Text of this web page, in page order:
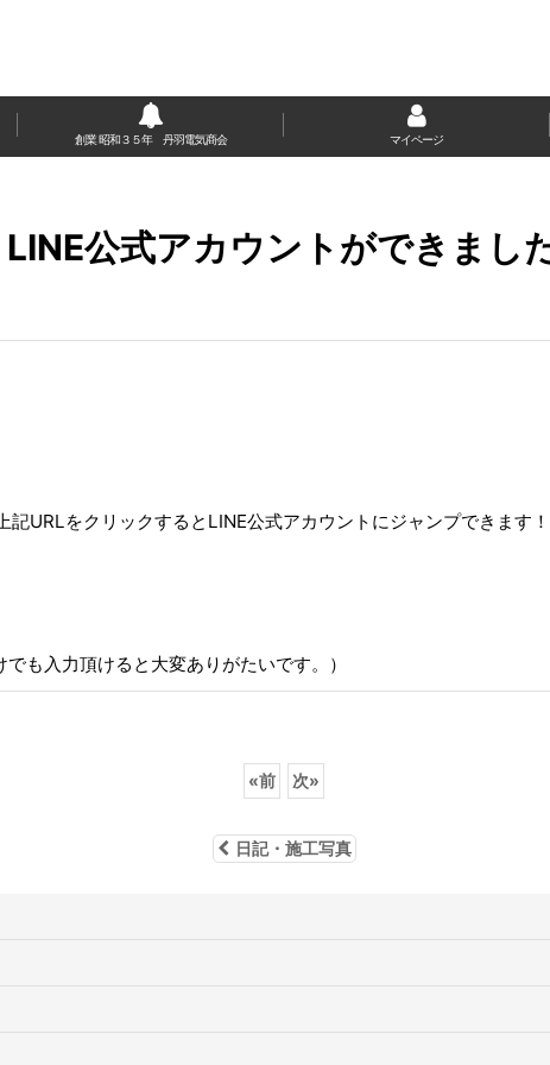
創業 昭和３５年 丹羽電気商会 マイページ
LINE公式アカウントができまし
URLをクリックするとLINE公式アカウントにジャンプできます！
も入力頂けると大変ありがたいです。）
«前 次»
日記・施工写真